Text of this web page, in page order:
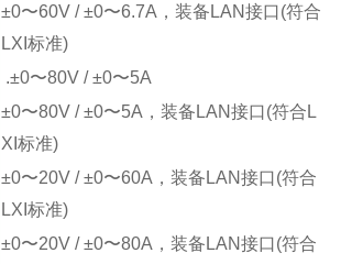
±0〜60V / ±0〜6.7A，装备LAN接口(符合
LXI标准)
.±0〜80V / ±0〜5A
±0〜80V / ±0〜5A，装备LAN接口(符合L
XI标准)
±0〜20V / ±0〜60A，装备LAN接口(符合
LXI标准)
±0〜20V / ±0〜80A，装备LAN接口(符合